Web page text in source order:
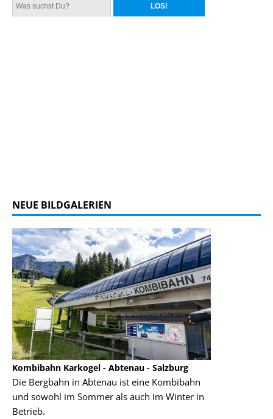
NEUE BILDGALERIEN
Kombibahn Karkogel - Abtenau - Salzburg
Die Bergbahn in Abtenau ist eine Kombibahn
und sowohl im Sommer als auch im Winter in
Betrieb.